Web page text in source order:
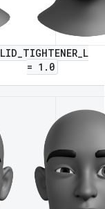
LID_TIGHTENER_L
= 1.0